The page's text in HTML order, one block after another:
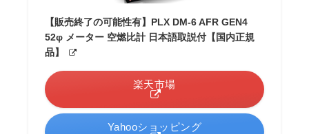
【販売終了の可能性有】PLX DM-6 AFR GEN4
52φ メーター 空燃比計 日本語取説付【国内正規
品】
楽天市場
Yahooショッピング